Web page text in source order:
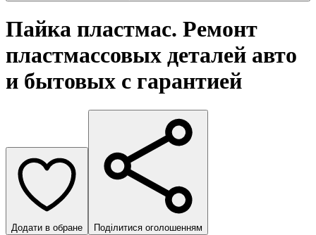
Пайка пластмас. Ремонт
пластмассовых деталей авто
и бытовых с гарантией
Додати в обране Поділитися оголошенням